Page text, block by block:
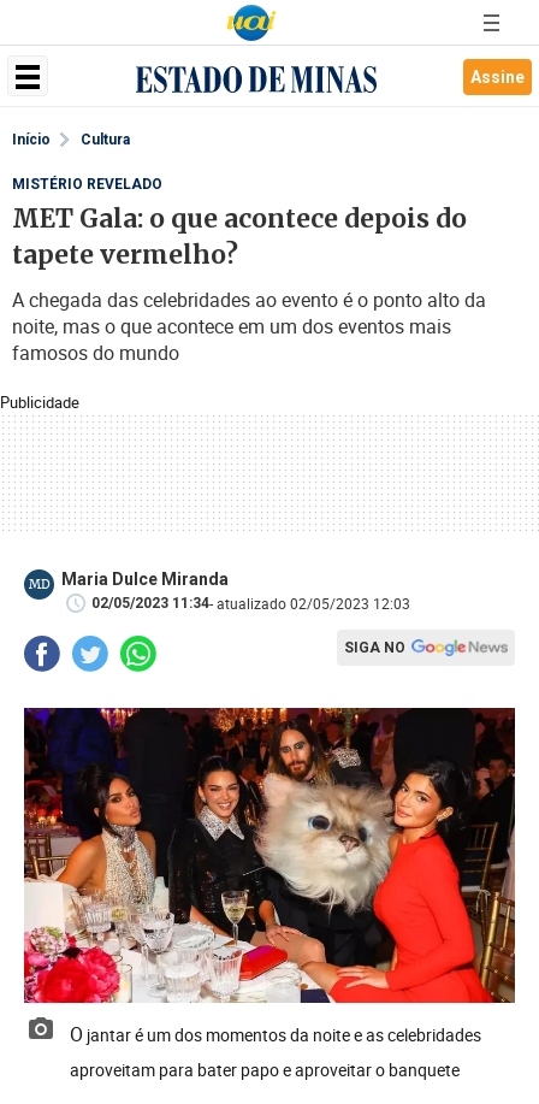
Assine
Início Cultura
Publicidade
MISTÉRIO REVELADO
MET Gala: o que acontece depois do
tapete vermelho?
A chegada das celebridades ao evento é o ponto alto da
noite, mas o que acontece em um dos eventos mais
famosos do mundo
MD Maria Dulce Miranda
02/05/2023 11:34- atualizado 02/05/2023 12:03
SIGA NO
O jantar é um dos momentos da noite e as celebridades
aproveitam para bater papo e aproveitar o banquete